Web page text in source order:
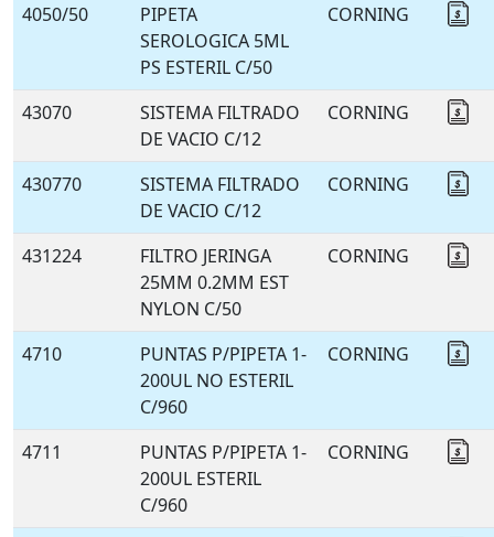
4050/50
PIPETA
SEROLOGICA 5ML
PS ESTERIL C/50
CORNING
43070
SISTEMA FILTRADO
DE VACIO C/12
CORNING
430770
SISTEMA FILTRADO
DE VACIO C/12
CORNING
431224
FILTRO JERINGA
25MM 0.2MM EST
NYLON C/50
CORNING
4710
PUNTAS P/PIPETA 1-
200UL NO ESTERIL
C/960
CORNING
4711
PUNTAS P/PIPETA 1-
200UL ESTERIL
C/960
CORNING